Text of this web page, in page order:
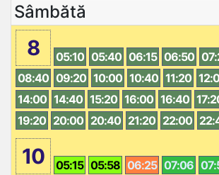
Sâmbătă
8 05:10 05:40 06:15 06:50
08:40 09:20 10:00 10:40 11:20
14:00 14:40 15:20 16:00 16:40
19:20 20:00 20:40 21:20 22:00
10 05:15 05:58 06:25 07:06